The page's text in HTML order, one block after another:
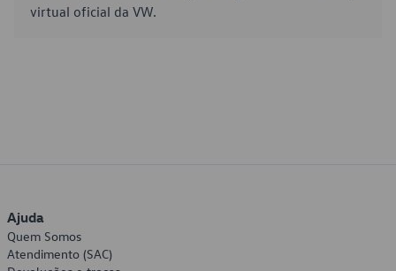
virtual oficial da VW.
Ajuda
Quem Somos
Atendimento (SAC)